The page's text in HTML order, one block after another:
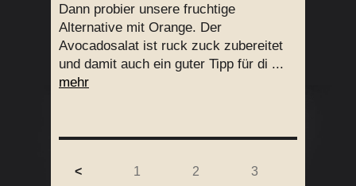
Dann probier unsere fruchtige
Alternative mit Orange. Der
Avocadosalat ist ruck zuck zubereitet
und damit auch ein guter Tipp für di ...
mehr
< 1 2 3